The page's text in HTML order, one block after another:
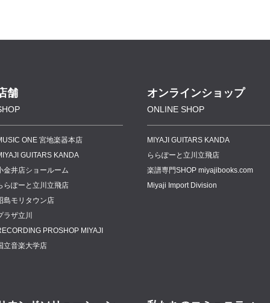
舗
ONE 宮地楽器本店
GUITARS KANDA
金井店ショールーム
らぽーと立川立飛店
島モリタウン店
ラザ立川
PROSHOP MIYAJI
立音楽大学店
オンラインショップ
ONLINE SHOP
MIYAJI GUITARS KANDA
ららぽーと立川立飛店
楽譜専門SHOP miyajibooks.com
Miyaji Import Division